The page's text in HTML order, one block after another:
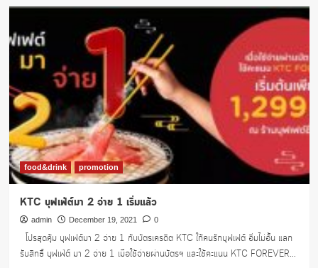
food&drink promotion
KTC บุฟเฟ่ต์มา 2 จ่าย 1 เริ่มแล้ว
admin December 19, 2021 0
โปรสุดคุ้ม บุฟเฟต์มา 2 จ่าย 1 กับบัตรเครดิต KTC ใก้คนรักบุฟเฟต์ อิ่มไม่อั้น แลก
รับสิทธิ์ บุฟเฟ่ต์ มา 2 จ่าย 1 เมื่อใช้จ่ายผ่านบัตรฯ และใช้คะแนน KTC FOREVER...